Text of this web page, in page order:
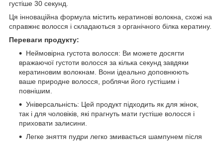
густіше 30 секунд.
Ця інноваційна формула містить кератинові волокна, схожі на
справжнє волосся і складаються з органічного білка кератину.
Переваги продукту:
Неймовірна густота волосся: Ви можете досягти
вражаючої густоти волосся за кілька секунд завдяки
кератиновим волокнам. Вони ідеально доповнюють
ваше природне волосся, роблячи його густішим і
повнішим.
Універсальність: Цей продукт підходить як для жінок,
так і для чоловіків, які прагнуть мати густіше волосся і
приховати залисини.
Легке зняття пудри легко змивається шампунем після